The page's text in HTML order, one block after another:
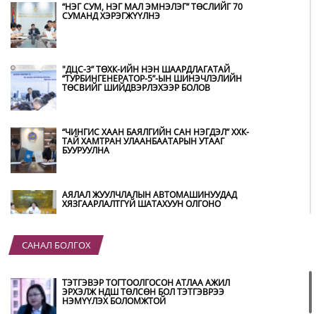
“НЭГ СУМ, НЭГ МАЛ ЭМНЭЛЭГ” ТӨСЛИЙГ 70
СУМАНД ХЭРЭГЖҮҮЛНЭ
"ДЦС-3” ТӨХК-ИЙН НЭН ШААРДЛАГАТАЙ
“ТУРБИНГЕНЕРАТОР-5”-ЫН ШИНЭЧЛЭЛИЙН
ТӨСВИЙГ ШИЙДВЭРЛЭХЭЭР БОЛОВ
“ЧИНГИС ХААН БАЯЛГИЙН САН НЭГДЭЛ” ХХК-
ТАЙ ХАМТРАН УЛААНБААТАРЫН УТААГ
БУУРУУЛНА
АЯЛАЛ ЖУУЛЧЛАЛЫН АВТОМАШИНУУДАД
ХЯЗГААРЛАЛТГҮЙ ШАТАХУУН ОЛГОНО
“ХОТЫН ДАРГА СОНСОЖ БАЙНА” 150150
САНАЛ БОЛГОХ
ТЭТГЭВЭР ТОГТООЛГОСОН АТЛАА АЖИЛ
ЭРХЭЛЖ НДШ ТӨЛСӨН БОЛ ТЭТГЭВРЭЭ
НЭМҮҮЛЭХ БОЛОМЖТОЙ